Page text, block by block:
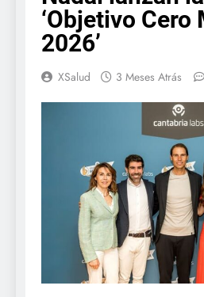
‘Objetivo Cero
2026’
XSalud 3 Meses Atrás